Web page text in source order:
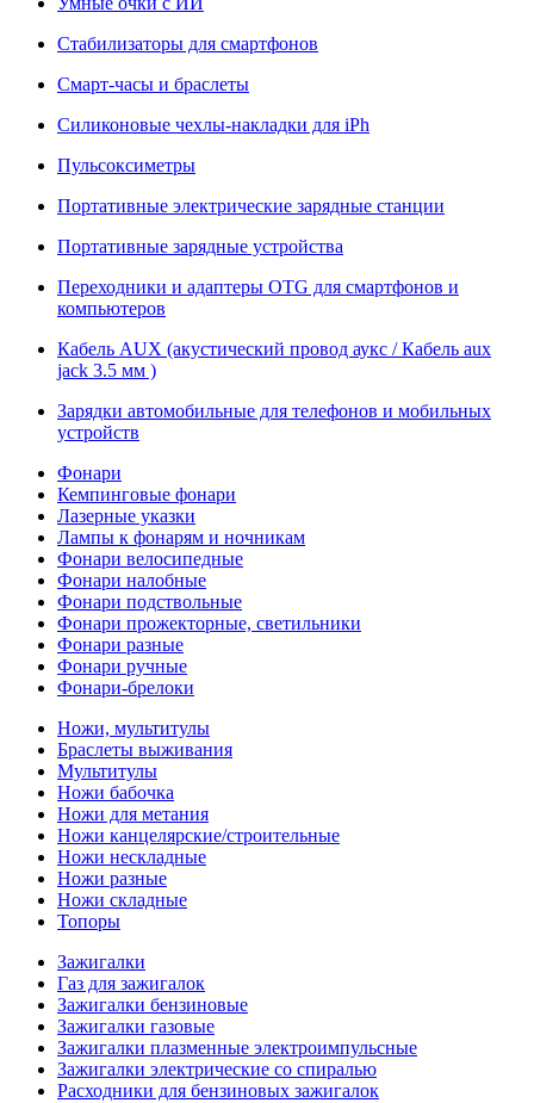
Стабилизаторы для смартфонов
Смарт-часы и браслеты
Силиконовые чехлы-накладки для iPh
Пульсоксиметры
Портативные электрические зарядные станции
Портативные зарядные устройства
Переходники и адаптеры OTG для смартфонов и
компьютеров
Кабель AUX (акустический провод аукс / Кабель aux
jack 3.5 мм )
Зарядки автомобильные для телефонов и мобильных
устройств
Фонари
Кемпинговые фонари
Лазерные указки
Лампы к фонарям и ночникам
Фонари велосипедные
Фонари налобные
Фонари подствольные
Фонари прожекторные, светильники
Фонари разные
Фонари ручные
Фонари-брелоки
Ножи, мультитулы
Браслеты выживания
Мультитулы
Ножи бабочка
Ножи для метания
Ножи канцелярские/строительные
Ножи нескладные
Ножи разные
Ножи складные
Топоры
Зажигалки
Газ для зажигалок
Зажигалки бензиновые
Зажигалки газовые
Зажигалки плазменные электроимпульсные
Зажигалки электрические со спиралью
Расходники для бензиновых зажигалок